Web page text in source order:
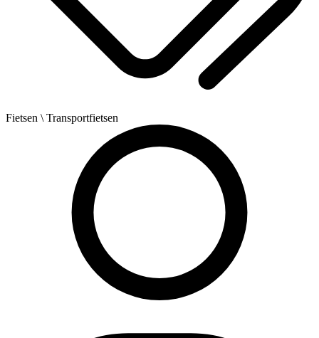
Fietsen \ Transportfietsen